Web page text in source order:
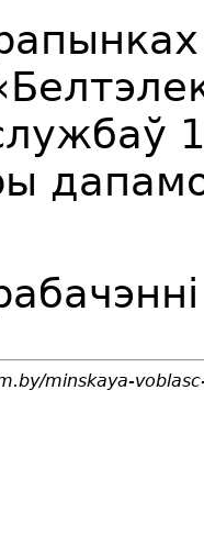
minskaya-